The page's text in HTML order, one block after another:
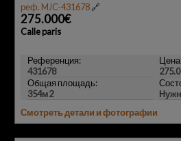
реф. MJC-431678🔗
275.000€
Calle paris
Референция:
431678
Общая площадь:
354м2
Смотреть детали и фотографии